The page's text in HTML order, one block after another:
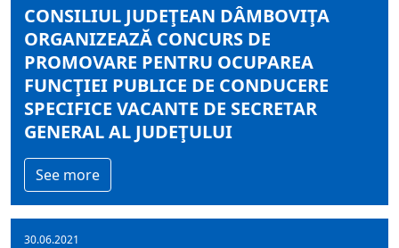
CONSILIUL JUDEŢEAN DÂMBOVIŢA
ORGANIZEAZĂ CONCURS DE
PROMOVARE PENTRU OCUPAREA
FUNCŢIEI PUBLICE DE CONDUCERE
SPECIFICE VACANTE DE SECRETAR
GENERAL AL JUDEŢULUI
See more
30.06.2021